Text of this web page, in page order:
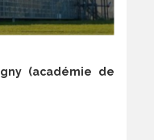
(académie de